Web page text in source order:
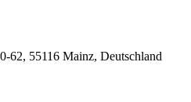
62, 55116 Mainz, Deutschland